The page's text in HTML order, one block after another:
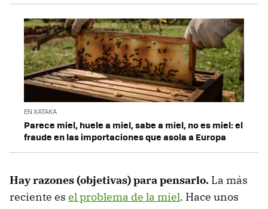
EN XATAKA
Parece miel, huele a miel, sabe a miel, no es miel: el
fraude en las importaciones que asola a Europa
Hay razones (objetivas) para pensarlo. La más
reciente es el problema de la miel. Hace unos